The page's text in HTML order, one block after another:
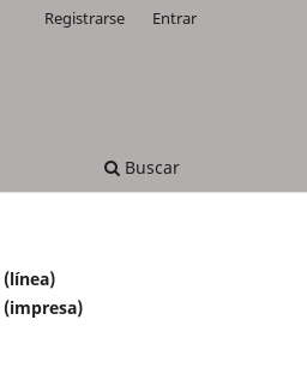
Buscar
Registrarse Entrar
(línea)
(impresa)